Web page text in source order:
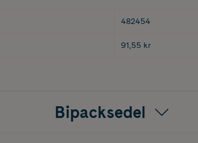
482454
91,55 kr
Bipacksedel